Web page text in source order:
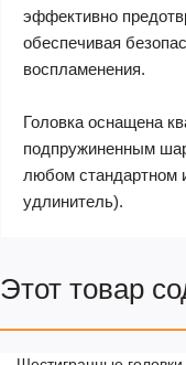
эффективно
обеспечивая
воспламенения.
Головка оснащена
подпружиненным
любом стандартном
удлинитель).
Этот товар